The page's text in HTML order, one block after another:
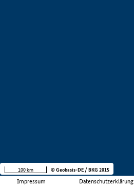
Impressum Datenschutzerklärung
100 km © Geobasis-DE / BKG 2015